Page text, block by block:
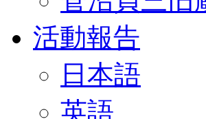
活動報告
日本語
英語